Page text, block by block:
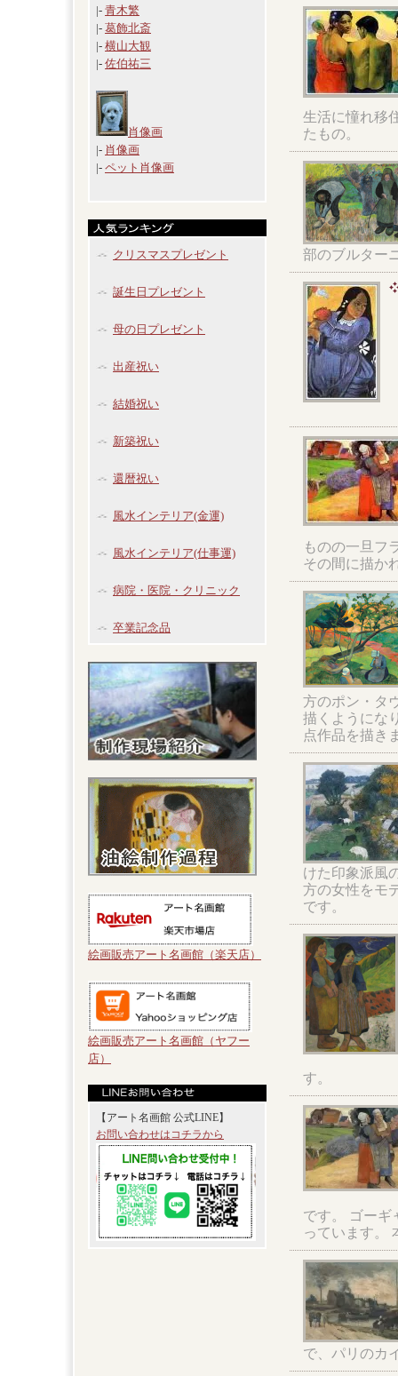
|- 青木繁
|- 葛飾北斎
|- 横山大観
|- 佐伯祐三
肖像画
|- 肖像画
|- ペット肖像画
クリスマスプレゼント
誕生日プレゼント
母の日プレゼント
出産祝い
結婚祝い
新築祝い
還暦祝い
風水インテリア(金運)
風水インテリア(仕事運)
病院・医院・クリニック
卒業記念品
絵画販売アート名画館（楽天店）
絵画販売アート名画館（ヤフー
店）
【アート名画館 公式LINE】
お問い合わせはコチラから
生活に憧れ移
たもの。
部のブルター
ものの一旦フ
その間に描か
方のポン・タ
描くようにな
点作品を描き
けた印象派風
方の女性をモ
です。
す。
です。 ゴーギ
っています。
で、パリのカ